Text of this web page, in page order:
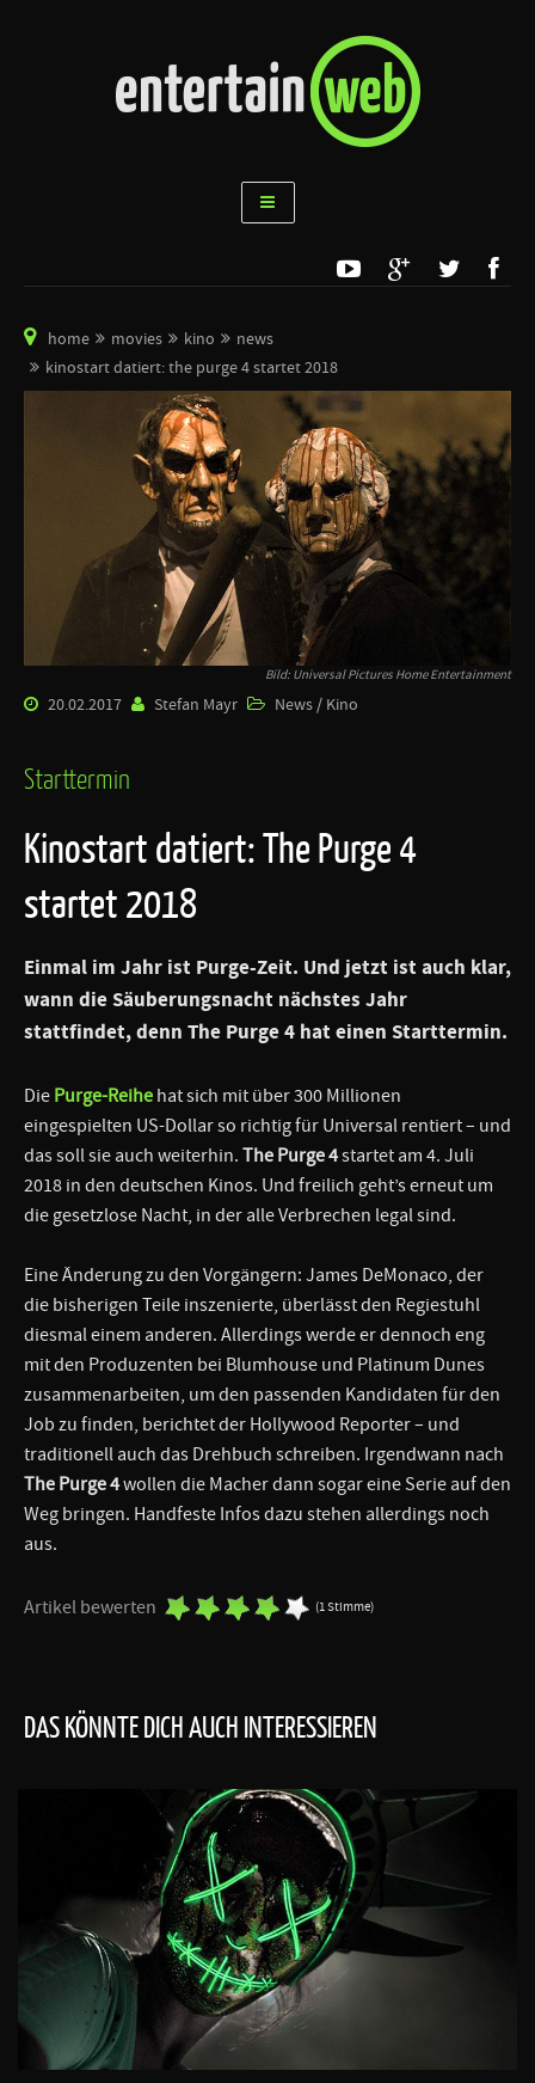
home movies kino
news
kinostart datiert: the purge 4 startet 2018
Bild: Universal Pictures Home Entertainment
20.02.2017 Stefan Mayr News / Kino
Starttermin
Kinostart datiert: The Purge 4
startet 2018
Einmal im Jahr ist Purge-Zeit. Und jetzt ist auch klar,
wann die Säuberungsnacht nächstes Jahr
stattfindet, denn The Purge 4 hat einen Starttermin.
Die Purge-Reihe hat sich mit über 300 Millionen
eingespielten US-Dollar so richtig für Universal rentiert – und
das soll sie auch weiterhin. The Purge 4startet am 4. Juli
2018 in den deutschen Kinos. Und freilich geht’s erneut um
die gesetzlose Nacht, in der alle Verbrechen legal sind.
Eine Änderung zu den Vorgängern: James DeMonaco, der
die bisherigen Teile inszenierte, überlässt den Regiestuhl
diesmal einem anderen. Allerdings werde er dennoch eng
mit den Produzenten bei Blumhouse und Platinum Dunes
zusammenarbeiten, um den passenden Kandidaten für den
Job zu finden, berichtet der Hollywood Reporter – und
traditionell auch das Drehbuch schreiben. Irgendwann nach
The Purge 4wollen die Macher dann sogar eine Serie auf den
Weg bringen. Handfeste Infos dazu stehen allerdings noch
aus.
Artikel bewerten (1 Stimme)
DAS KÖNNTE DICH AUCH INTERESSIEREN